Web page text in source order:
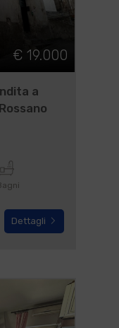
€ 19.000
a
Dettagli